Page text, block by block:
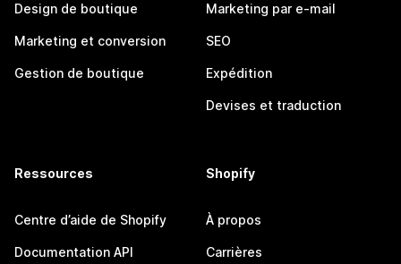
Design de boutique
Marketing et conversion
Gestion de boutique
Marketing par e-mail
SEO
Expédition
Devises et traduction
Ressources
Centre d’aide de Shopify
Documentation API
Shopify
À propos
Carrières